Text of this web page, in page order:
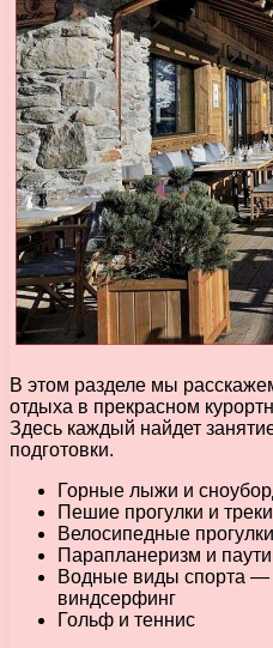
В этом разделе мы
отдыха в прекрасном
Здесь каждый найдет
подготовки.
Горные лыжи и
Пешие прогулки и
Велосипедные
Парапланеризм и
Водные виды спорта —
виндсерфинг
Гольф и теннис